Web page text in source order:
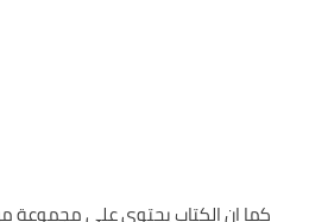
كما ان الكتاب يحتوي على مجموعة